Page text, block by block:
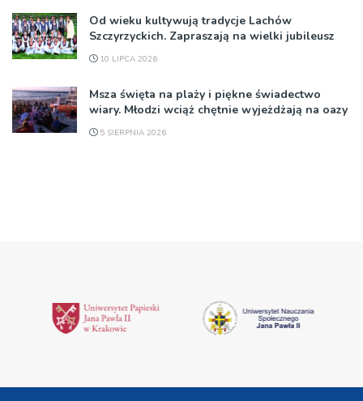
Od wieku kultywują tradycje Lachów
Szczyrzyckich. Zapraszają na wielki jubileusz
10 LIPCA 2026
Msza święta na plaży i piękne świadectwo
wiary. Młodzi wciąż chętnie wyjeżdżają na oazy
5 SIERPNIA 2026